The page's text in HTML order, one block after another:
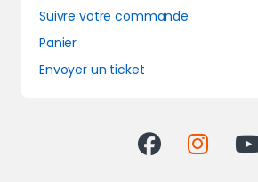
Suivre votre commande
Panier
Envoyer un ticket